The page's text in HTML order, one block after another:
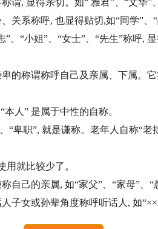
谓, 显得亲切。如“ 雅君”、“文华”
关系称呼, 也显得贴切,如“同学”、“
”、“小姐”、“女士”、“先生”称呼,
的称谓称呼自己及亲属、下属。
本人” 是属于中性的自称。
“卑职”, 就是谦称。老年人自称“
用就比较少了。
自己的亲属, 如“家父”、“家母”、“
子女或孙辈角度称呼听话人, 如“××